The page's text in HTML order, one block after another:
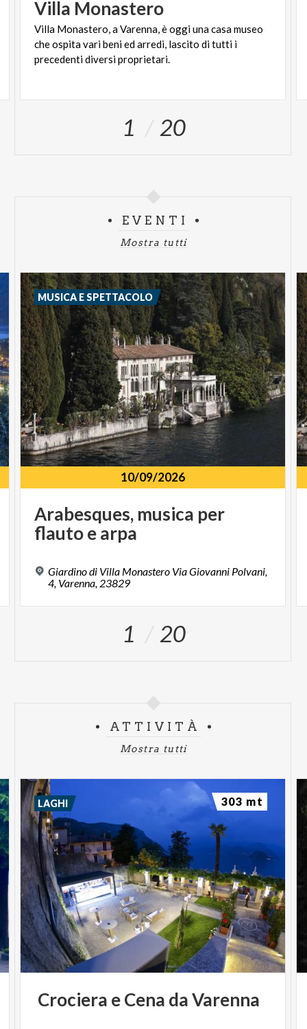
Villa Monastero
Villa Monastero, a Varenna, è oggi una casa museo
che ospita vari beni ed arredi, lascito di tutti i
precedenti diversi proprietari.
1 20
EVENTI
Mostra tutti
10/09/2026
Arabesques, musica per
flautoearpa
Giardino di Villa Monastero Via Giovanni Polvani,
4, Varenna, 23829
MUSICA E SPETTACOLO
1 20
ATTIVITÀ
Mostra tutti
Crociera eCena daVarenna
LAGHI 303 mt